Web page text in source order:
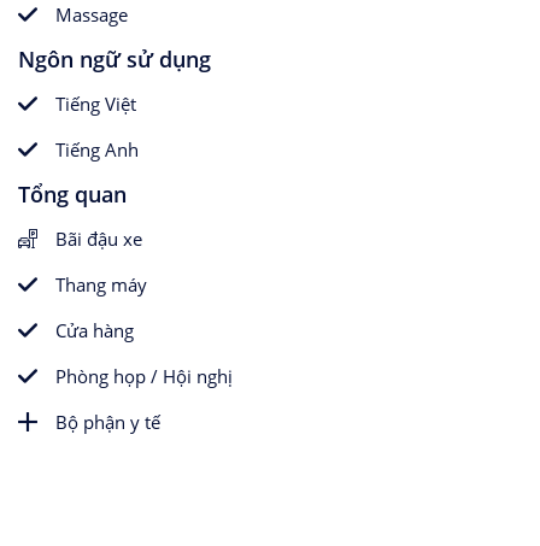
Massage
Ngôn ngữ sử dụng
Tiếng Việt
Tiếng Anh
Tổng quan
Bãi đậu xe
Thang máy
Cửa hàng
Phòng họp / Hội nghị
Bộ phận y tế